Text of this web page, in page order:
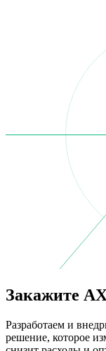
Закажите
Разработаем и
решение, которое